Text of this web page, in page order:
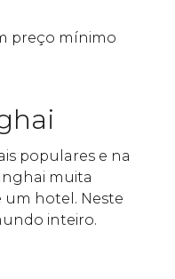
preço mínimo
populares e na
muita
hotel. Neste
inteiro.